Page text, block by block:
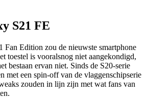
S21 FE
Fan Edition zou de nieuwste smartphone
toestel is vooralsnog niet aangekondigd,
bestaan ervan niet. Sinds de S20-serie
met een spin-off van de vlaggenschipserie
zouden in lijn zijn met wat fans van